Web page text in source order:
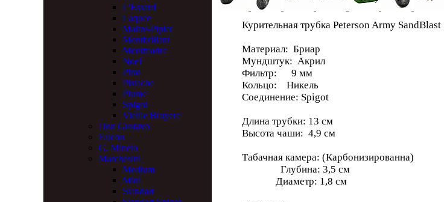
L'Essard
Laquee
Maitre-Pipier
Montbrillant
Montmartre
Noel
Pirat
Pistache
Plume
Spigot
Vieille Bruyere
Don Gustavo
Falcon
G. Mineto
Marchesini
Medium
Mini
Standart
Курительная трубка Peterson Army SandBlast
Материал: Бриар
Мундштук: Акрил
Фильтр: 9 мм
Кольцо: Никель
Соединение: Spigot
Длина трубки: 13 см
Высота чаши: 4,9 см
Табачная камера: (Карбонизированна)
Глубина: 3,5 см
Диаметр: 1,8 см